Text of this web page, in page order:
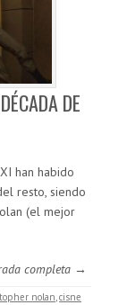
DE
han habido
resto, siendo
(el mejor
completa →
nolan,cisne